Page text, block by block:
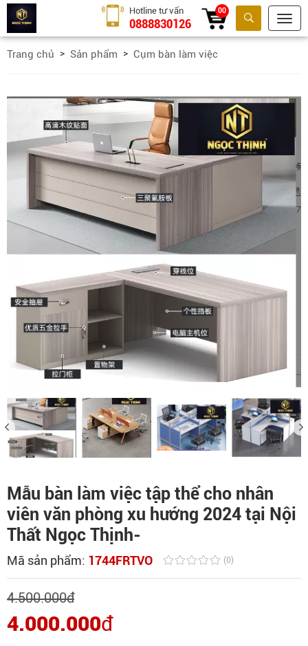
Tìm kiếm
Hotline tư vấn
0888830126
00
Trang chủ Sản phẩm Cụm bàn làm việc
Mẫu bàn làm việc tập thể cho nhân
viên văn phòng xu hướng 2024 tại Nội
Thất Ngọc Thịnh-
Mã sản phẩm: 1744FRTVO (0)
4.500.000đ
4.000.000đ